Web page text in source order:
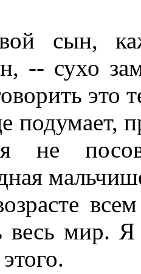
-- сухо
это
весь мир.